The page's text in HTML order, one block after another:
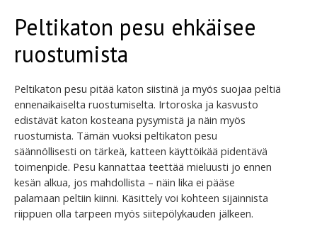
Peltikaton pesu ehkäisee
ruostumista
Peltikaton pesu pitää katon siistinä ja myös suojaa peltiä
ennenaikaiselta ruostumiselta. Irtoroska ja kasvusto
edistävät katon kosteana pysymistä ja näin myös
ruostumista. Tämän vuoksi peltikaton pesu
säännöllisesti on tärkeä, katteen käyttöikää pidentävä
toimenpide. Pesu kannattaa teettää mieluusti jo ennen
kesän alkua, jos mahdollista – näin lika ei pääse
palamaan peltiin kiinni. Käsittely voi kohteen sijainnista
riippuen olla tarpeen myös siitepölykauden jälkeen.